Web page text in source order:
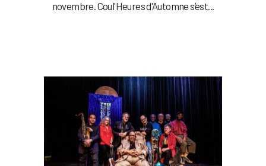
novembre. Coul'Heures d'Automne s’est...